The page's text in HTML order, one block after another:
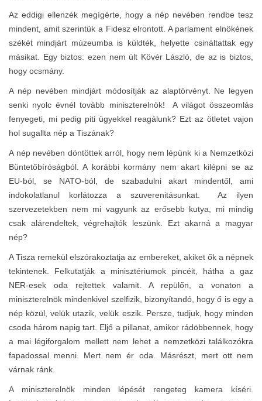
Az eddigi ellenzék megígérte, hogy a nép nevében rendbe tesz
mindent, amit szerintük a Fidesz elrontott. A parlament elnökének
székét mindjárt múzeumba is küldték, helyette csináltattak egy
másikat. Egy biztos: ezen nem ült Kövér László, de az is biztos,
hogy ocsmány.
A nép nevében mindjárt módosítják az alaptörvényt. Ne legyen
senki nyolc évnél tovább miniszterelnök! A világot összeomlás
fenyegeti, mi pedig piti ügyekkel reagálunk? Ezt az ötletet vajon
hol sugallta nép a Tiszának?
A nép nevében döntöttek arról, hogy nem lépünk ki a Nemzetközi
Büntetőbíróságból. A korábbi kormány nem akart kilépni se az
EU-ból, se NATO-ból, de szabadulni akart mindentől, ami
indokolatlanul korlátozza a szuverenitásunkat. Az ilyen
szervezetekben nem mi vagyunk az erősebb kutya, mi mindig
csak alárendeltek, végrehajtók leszünk. Ezt akarná a magyar
nép?
A Tisza remekül elszórakoztatja az embereket, akiket ők a népnek
tekintenek. Felkutatják a minisztériumok pincéit, hátha a gaz
NER-esek oda rejtettek valamit. A repülőn, a vonaton a
miniszterelnök mindenkivel szelfizik, bizonyítandó, hogy ő is egy a
nép közül, velük utazik, velük eszik. Persze, tudjuk, hogy minden
csoda három napig tart. Eljő a pillanat, amikor rádöbbennek, hogy
a mai légiforgalom mellett nem lehet a nemzetközi találkozókra
fapadossal menni. Mert nem ér oda. Másrészt, mert ott nem
várnak ránk.
A miniszterelnök minden lépését rengeteg kamera kíséri.